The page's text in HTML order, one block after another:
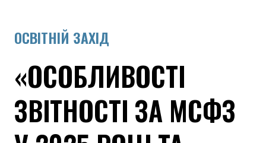
ОСВІТНІЙ ЗАХІД
«ОСОБЛИВОСТІ
ЗВІТНОСТІ ЗА МСФЗ